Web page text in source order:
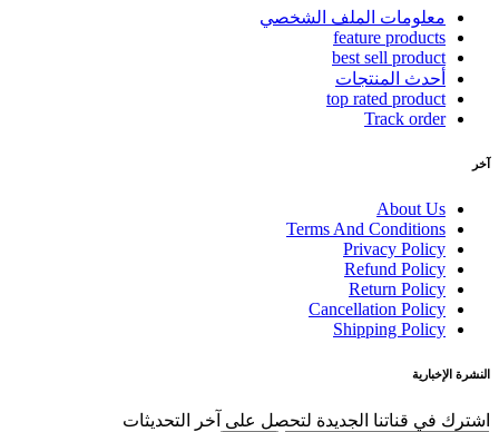
معلومات الملف الشخصي
feature products
best sell product
أحدث المنتجات
top rated product
Track order
آخر
About Us
Terms And Conditions
Privacy Policy
Refund Policy
Return Policy
Cancellation Policy
Shipping Policy
النشرة الإخبارية
اشترك في قناتنا الجديدة لتحصل على آخر التحديثات